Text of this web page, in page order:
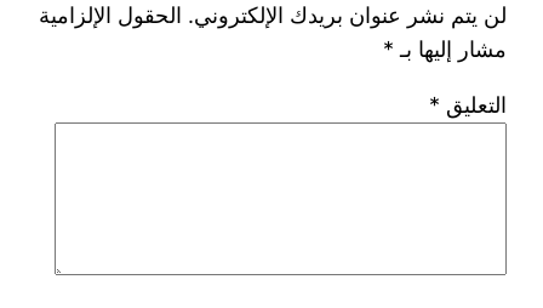
لن يتم نشر عنوان بريدك الإلكتروني. الحقول الإلزامية
مشار إليها بـ *
التعليق *